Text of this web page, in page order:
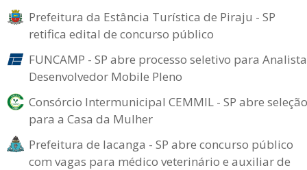
Prefeitura da Estância Turística de Piraju - SP
retifica edital de concurso público
FUNCAMP - SP abre processo seletivo para Analista
Desenvolvedor Mobile Pleno
Consórcio Intermunicipal CEMMIL - SP abre seleção
para a Casa da Mulher
Prefeitura de Iacanga - SP abre concurso público
com vagas para médico veterinário e auxiliar de